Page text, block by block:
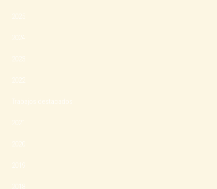
2025
2024
2023
2022
Trabajos destacados
2021
2020
2019
2018